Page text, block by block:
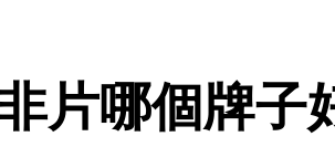
片哪個牌子